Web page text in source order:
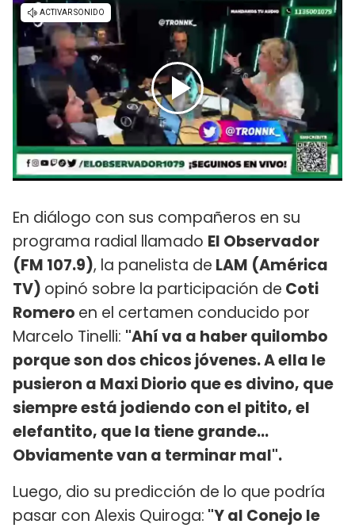
En diálogo con sus compañeros en su
programa radial llamado El Observador
(FM 107.9), la panelista de LAM (América
TV) opinó sobre la participación de Coti
Romero en el certamen conducido por
Marcelo Tinelli: "Ahí va a haber quilombo
porque son dos chicos jóvenes. A ella le
pusieron a Maxi Diorio que es divino, que
siempre está jodiendo con el pitito, el
elefantito, que la tiene grande...
Obviamente van a terminar mal".
Luego, dio su predicción de lo que podría
pasar con Alexis Quiroga: "Y al Conejo le